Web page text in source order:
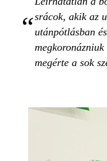
srácok, akik az
utánpótlásban
megérte a sok